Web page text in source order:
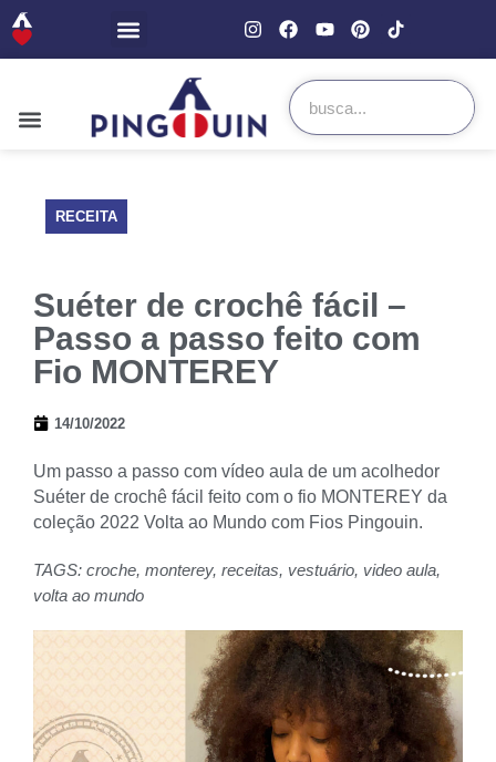
RECEITA
Suéter de crochê fácil –
Passo a passo feito com
Fio MONTEREY
14/10/2022
Um passo a passo com vídeo aula de um acolhedor
Suéter de crochê fácil feito com o fio MONTEREY da
coleção 2022 Volta ao Mundo com Fios Pingouin.
TAGS: croche, monterey, receitas, vestuário, video aula,
volta ao mundo